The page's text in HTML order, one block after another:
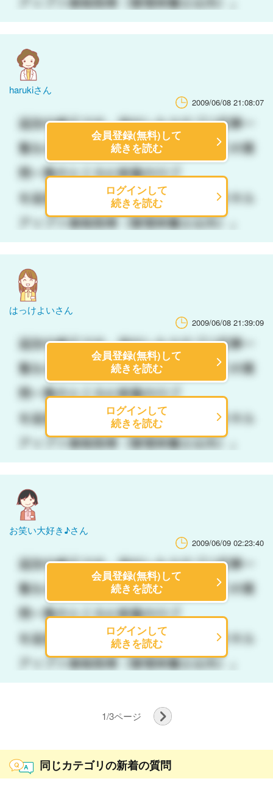
harukiさん
2009/06/08 21:08:07
会員登録(無料)して
続きを読む
ログインして
続きを読む
はっけよいさん
2009/06/08 21:39:09
会員登録(無料)して
続きを読む
ログインして
続きを読む
お笑い大好き♪さん
2009/06/09 02:23:40
会員登録(無料)して
続きを読む
ログインして
続きを読む
1/3ページ
同じカテゴリの新着の質問